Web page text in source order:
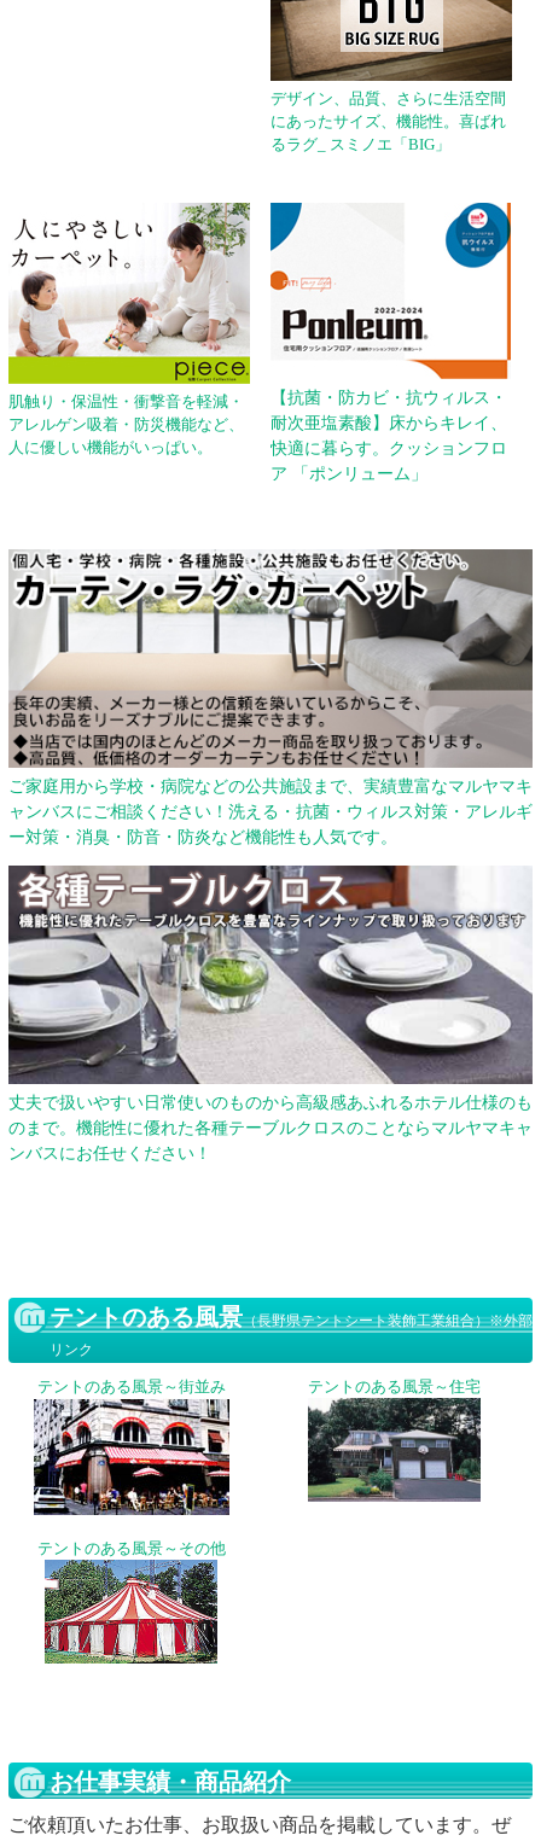
デザイン、品質、さらに生活空間
にあったサイズ、機能性。喜ばれ
るラグ_ スミノエ「BIG」
肌触り・保温性・衝撃音を軽減・
アレルゲン吸着・防災機能など、
人に優しい機能がいっぱい。
【抗菌・防カビ・抗ウィルス・
耐次亜塩素酸】床からキレイ、
快適に暮らす。クッションフロ
ア 「ポンリューム」
ご家庭用から学校・病院などの公共施設まで、実績豊富なマルヤマキ
ャンバスにご相談ください！洗える・抗菌・ウィルス対策・アレルギ
ー対策・消臭・防音・防炎など機能性も人気です。
丈夫で扱いやすい日常使いのものから高級感あふれるホテル仕様のも
のまで。機能性に優れた各種テーブルクロスのことならマルヤマキャ
ンバスにお任せください！
テントのある風景（長野県テントシート装飾工業組合）※外部
リンク
テントのある風景～街並み テントのある風景～住宅
テントのある風景～その他
お仕事実績・商品紹介
ご依頼頂いたお仕事、お取扱い商品を掲載しています。ぜ